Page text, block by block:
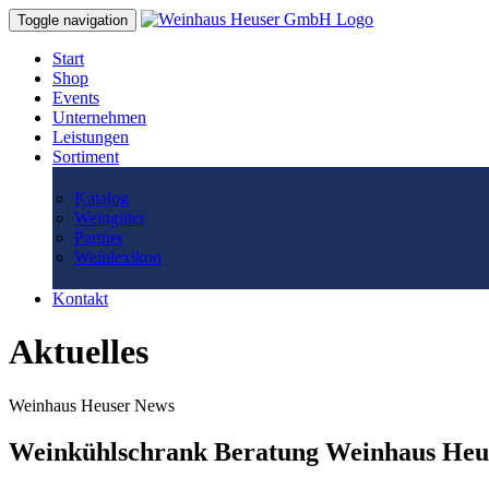
Toggle navigation
Start
Shop
Events
Unternehmen
Leistungen
Sortiment
Katalog
Weingüter
Partner
Weinlexikon
Kontakt
Aktuelles
Weinhaus Heuser News
Weinkühlschrank Beratung Weinhaus